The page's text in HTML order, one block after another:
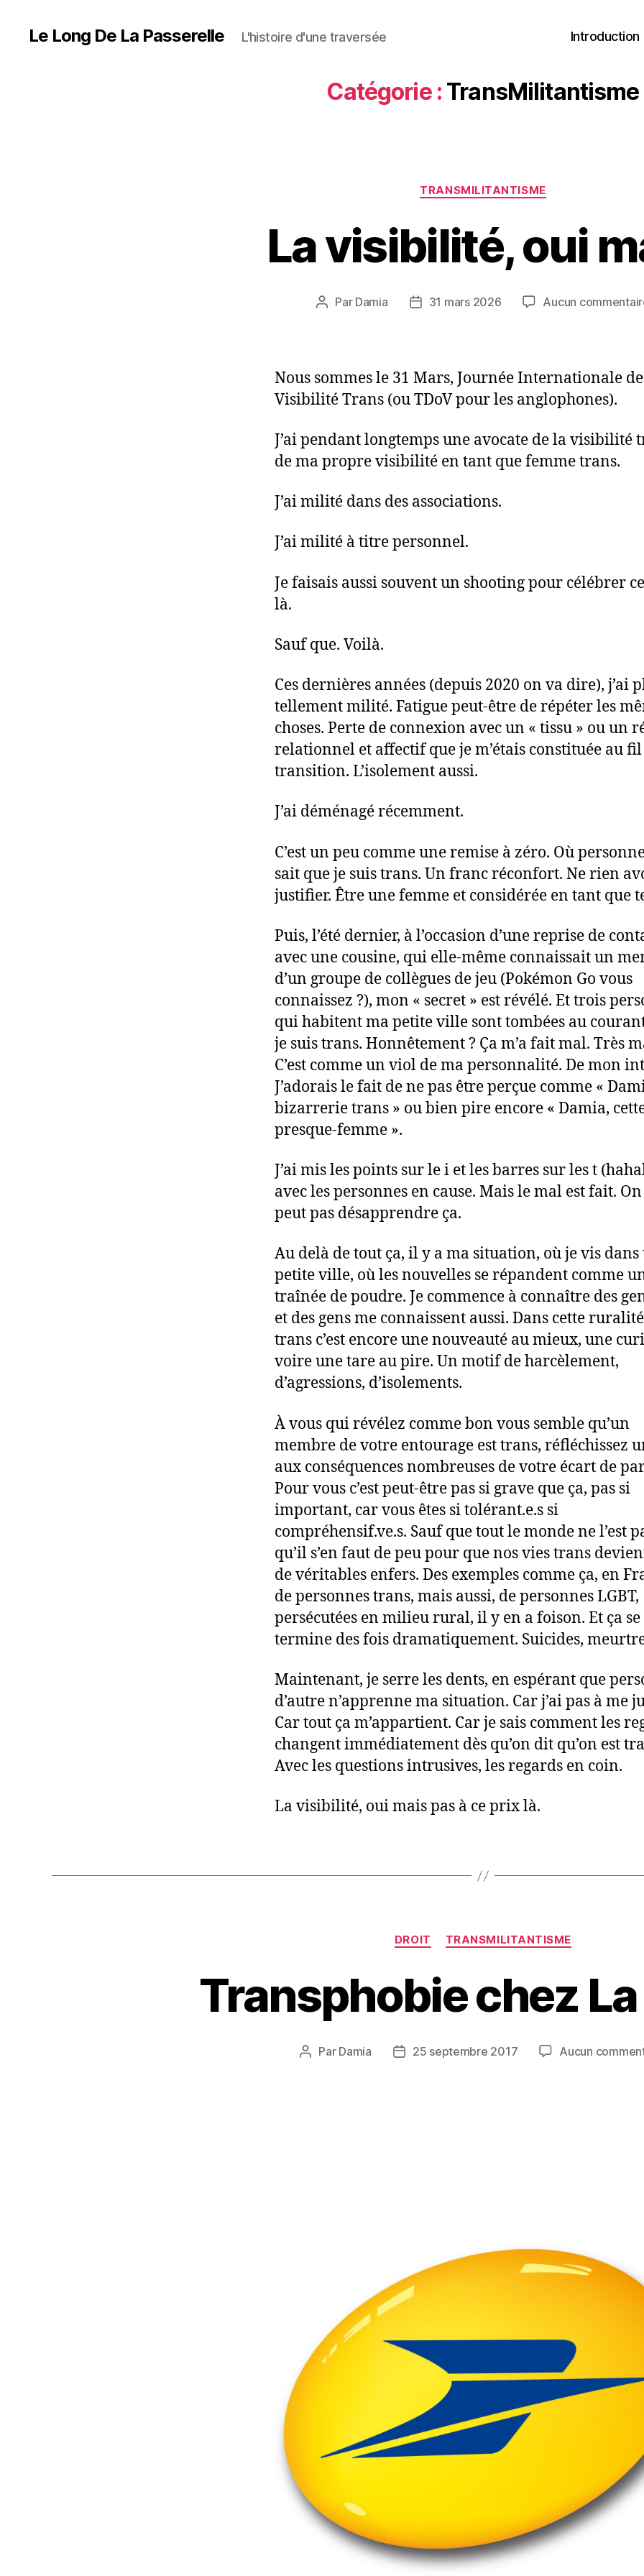
Le Long De La Passerelle L'histoire d'une traversée Introduction
Catégorie : TransMilitantisme
Catégories
TRANSMILITANTISME
La visibilité, oui
Auteur
Par Damia
Date31 mars 2026 Aucun
Nous sommes le 31 Mars, Journée Internationale
Visibilité Trans (ou TDoV pour les anglophones).
J’ai pendant longtemps une avocate de la visibilité
de ma propre visibilité en tant que femme trans.
J’ai milité dans des associations.
J’ai milité à titre personnel.
Je faisais aussi souvent un shooting pour célébrer
là.
Sauf que. Voilà.
Ces dernières années (depuis 2020 on va dire), j’ai
tellement milité. Fatigue peut-être de répéter les
choses. Perte de connexion avec un « tissu » ou un
relationnel et affectif que je m’étais constituée au
transition. L’isolement aussi.
J’ai déménagé récemment.
C’est un peu comme une remise à zéro. Où
sait que je suis trans. Un franc réconfort. Ne rien
justifier. Être une femme et considérée en tant que
Puis, l’été dernier, à l’occasion d’une reprise de
avec une cousine, qui elle-même connaissait un
d’un groupe de collègues de jeu (Pokémon Go vous
connaissez ?), mon « secret » est révélé. Et trois
qui habitent ma petite ville sont tombées au
je suis trans. Honnêtement ? Ça m’a fait mal. Très
C’est comme un viol de ma personnalité. De mon
J’adorais le fait de ne pas être perçue comme «
bizarrerie trans » ou bien pire encore « Damia,
presque-femme ».
J’ai mis les points sur le i et les barres sur les t
avec les personnes en cause. Mais le mal est fait.
peut pas désapprendre ça.
Au delà de tout ça, il y a ma situation, où je vis dans
petite ville, où les nouvelles se répandent comme
traînée de poudre. Je commence à connaître des
et des gens me connaissent aussi. Dans cette
trans c’est encore une nouveauté au mieux, une
voire une tare au pire. Un motif de harcèlement,
d’agressions, d’isolements.
À vous qui révélez comme bon vous semble qu’un
membre de votre entourage est trans, réfléchissez
aux conséquences nombreuses de votre écart de
Pour vous c’est peut-être pas si grave que ça, pas si
important, car vous êtes si tolérant.e.s si
compréhensif.ve.s. Sauf que tout le monde ne l’est
qu’il s’en faut de peu pour que nos vies trans
de véritables enfers. Des exemples comme ça, en
de personnes trans, mais aussi, de personnes LGBT,
persécutées en milieu rural, il y en a foison. Et ça se
termine des fois dramatiquement. Suicides,
Maintenant, je serre les dents, en espérant que
d’autre n’apprenne ma situation. Car j’ai pas à me
Car tout ça m’appartient. Car je sais comment les
changent immédiatement dès qu’on dit qu’on est
Avec les questions intrusives, les regards en coin.
La visibilité, oui mais pas à ce prix là.
Catégories
DROIT TRANSMILITANTISME
Transphobie chez
Auteur
Par Damia
Date25 septembre 2017 Aucun